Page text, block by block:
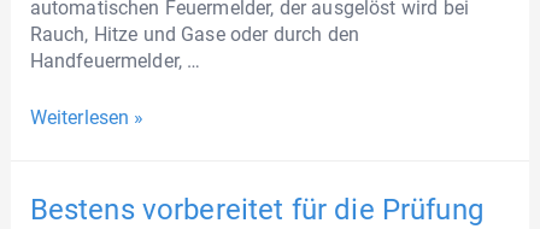
automatischen Feuermelder, der ausgelöst wird bei
Rauch, Hitze und Gase oder durch den
Handfeuermelder, …
Weiterlesen »
Bestens vorbereitet für die Prüfung